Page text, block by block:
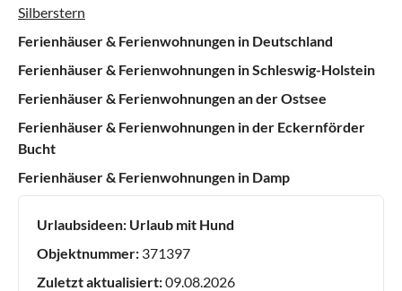
Silberstern
Ferienhäuser & Ferienwohnungen in Deutschland
Ferienhäuser & Ferienwohnungen in Schleswig-Holstein
Ferienhäuser & Ferienwohnungen an der Ostsee
Ferienhäuser & Ferienwohnungen in der Eckernförder
Bucht
Ferienhäuser & Ferienwohnungen in Damp
Urlaubsideen: Urlaub mit Hund
Objektnummer: 371397
Zuletzt aktualisiert:09.08.2026